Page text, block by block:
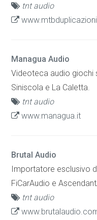
tnt audio
Managua Audio
Videoteca audio giochi
Siniscola e La Caletta.
tnt audio
www.managua.it
Brutal Audio
Importatore esclusivo
FiCarAudio e
tnt audio